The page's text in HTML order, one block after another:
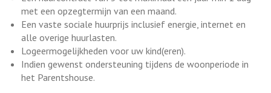
met een opzegtermijn van een maand.
Een vaste sociale huurprijs inclusief energie, internet en
alle overige huurlasten.
Logeermogelijkheden voor uw kind(eren).
Indien gewenst ondersteuning tijdens de woonperiode in
het Parentshouse.